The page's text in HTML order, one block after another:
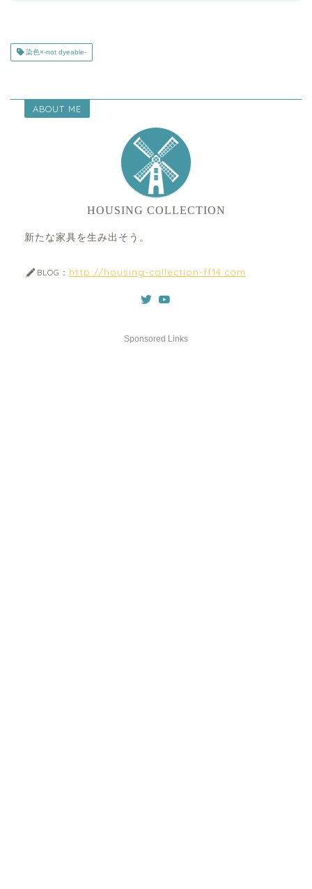
染色×-not dyeable-
ABOUT ME
HOUSING COLLECTION
新たな家具を生み出そう。
BLOG： http://housing-collection-ff14.com
Sponsored Links